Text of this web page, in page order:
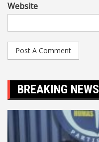
Website
BREAKING NEWS